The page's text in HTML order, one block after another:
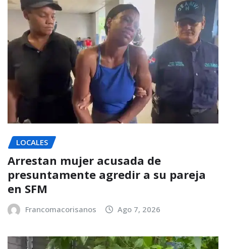
LOCALES
Arrestan mujer acusada de
presuntamente agredir a su pareja
en SFM
Francomacorisanos Ago 7, 2026